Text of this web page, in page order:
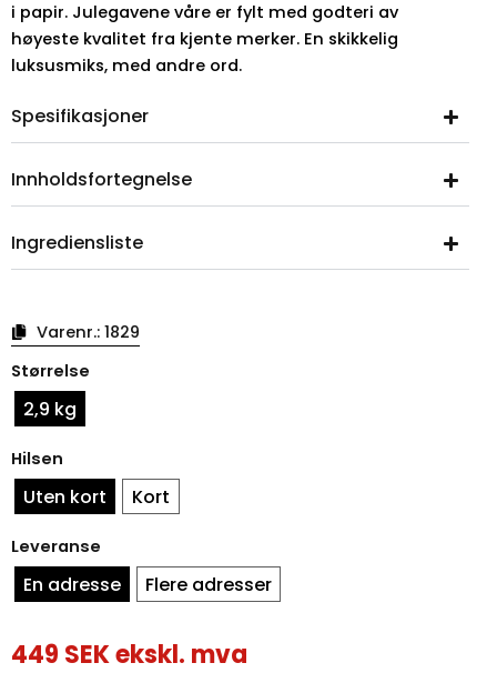
i papir. Julegavene våre er fylt med godteri av
høyeste kvalitet fra kjente merker. En skikkelig
luksusmiks, med andre ord.
Spesifikasjoner
Innholdsfortegnelse
Ingrediensliste
Varenr.: 1829
Størrelse
2,9 kg
Hilsen
Uten kort Kort
Leveranse
En adresse Flere adresser
449 SEKekskl. mva
juleboks
med
vindu
antall